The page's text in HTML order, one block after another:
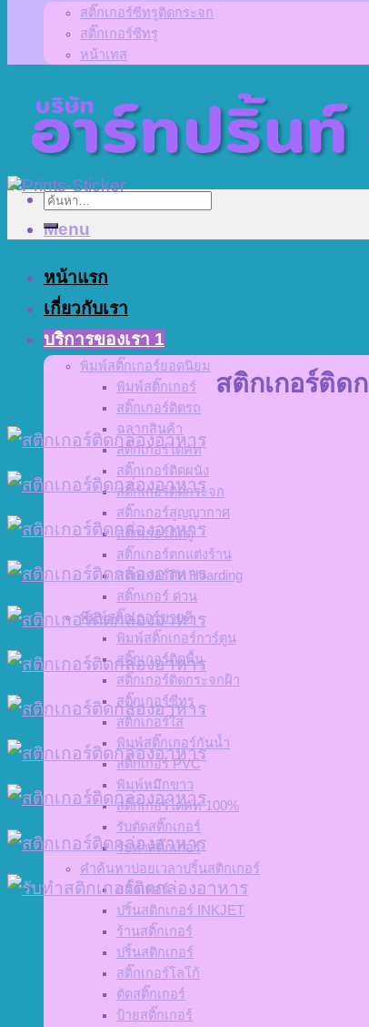
สติ๊กเกอร์ซีทรูติดกระจก
สติ๊กเกอร์ซีทรู
หน้าเทส
Menu
หน้าแรก
เกี่ยวกับเรา
บริการของเรา 1
พิมพ์สติ๊กเกอร์ยอดนิยม
พิมพ์สติ๊กเกอร์
สติ๊กเกอร์ติดรถ
ฉลากสินค้า
สติ๊กเกอร์ไดคัท
สติ๊กเกอร์ติดผนัง
สติ๊กเกอร์ติดกระจก
สติ๊กเกอร์สูญญากาศ
สติ๊กเกอร์ติดตู้
สติ๊กเกอร์ตกแต่งร้าน
สติ๊กเกอร์ติด Hoarding
สติ๊กเกอร์ ด่วน
พิมพ์สติ๊กเกอร์ขายดี
พิมพ์สติ๊กเกอร์การ์ตูน
สติ๊กเกอร์ติดพื้น
สติ๊กเกอร์ติดกระจกฝ้า
สติ๊กเกอร์ซีทรู
สติ๊กเกอร์ใส
พิมพ์สติ๊กเกอร์กันน้ำ
สติ๊กเกอร์ PVC
พิมพ์หมึกขาว
สติ๊กเกอร์ไดคัท 100%
รับตัดสติ๊กเกอร์
รับทำสติ๊กเกอร์
คำค้นหาบ่อยเวลาปริ้นสติกเกอร์
สติ๊กเกอร์
ปริ้นสติกเกอร์ INKJET
ร้านสติ๊กเกอร์
ปริ้นสติกเกอร์
สติ๊กเกอร์โลโก้
ตัดสติ๊กเกอร์
ป้ายสติ๊กเกอร์
ค้นหา:
สติกเกอร์ติด